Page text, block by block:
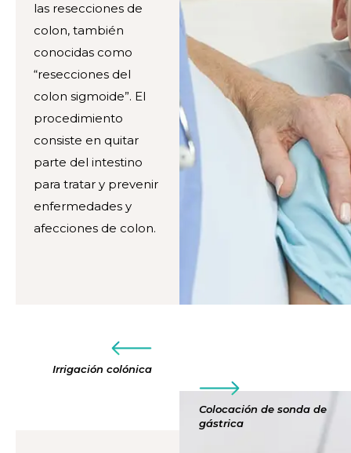
las resecciones de
colon, también
conocidas como
“resecciones del
colon sigmoide”. El
procedimiento
consiste en quitar
parte del intestino
para tratar y prevenir
enfermedades y
afecciones de colon.
Irrigación colónica
Colocación de sonda de
gástrica